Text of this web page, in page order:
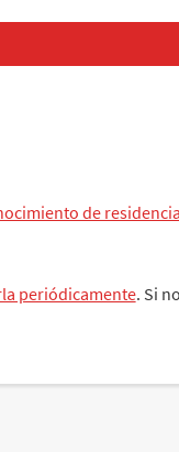
de residencia
periódicamente. Si